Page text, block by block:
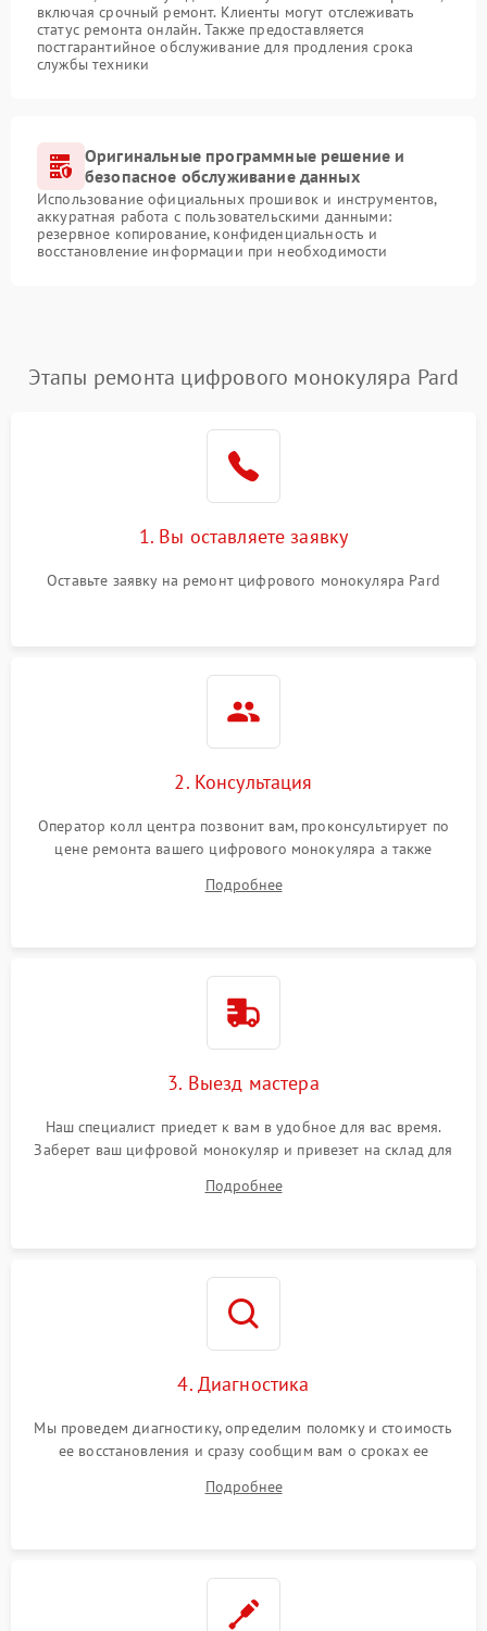
включая срочный ремонт. Клиенты могут отслеживать
статус ремонта онлайн. Также предоставляется
постгарантийное обслуживание для продления срока
службы техники
Оригинальные программные решение и
безопасное обслуживание данных
Использование официальных прошивок и инструментов,
аккуратная работа с пользовательскими данными:
резервное копирование, конфиденциальность и
восстановление информации при необходимости
Этапы ремонта цифрового монокуляра Pard
1. Вы оставляете заявку
Оставьте заявку на ремонт цифрового монокуляра Pard
2. Консультация
Оператор колл центра позвонит вам, проконсультирует по
цене ремонта вашего цифрового монокуляра а также
Подробнее
3. Выезд мастера
Наш специалист приедет к вам в удобное для вас время.
Заберет ваш цифровой монокуляр и привезет на склад для
Подробнее
4. Диагностика
Мы проведем диагностику, определим поломку и стоимость
ее восстановления и сразу сообщим вам о сроках ее
Подробнее